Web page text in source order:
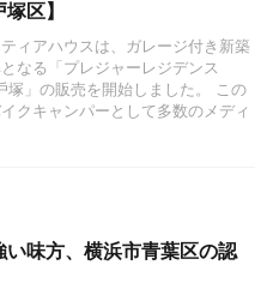
区】
ィアハウスは、ガレージ付き新築
なる「プレジャーレジデンス
塚」の販売を開始しました。 この
クキャンパーとして多数のメディ
い味方、横浜市青葉区の認